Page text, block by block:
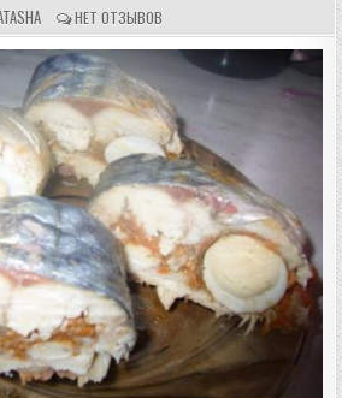
О
Т
З
Ы
В
Ы
:
НЕТ ОТЗЫВОВ